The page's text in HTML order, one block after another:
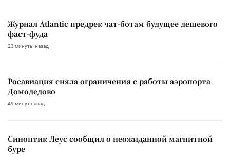
Журнал Atlantic предрек чат-ботам будущее дешевого
фаст-фуда
23 минуты назад
Росавиация сняла ограничения с работы аэропорта
Домодедово
49 минут назад
Синоптик Леус сообщил о неожиданной магнитной
буре